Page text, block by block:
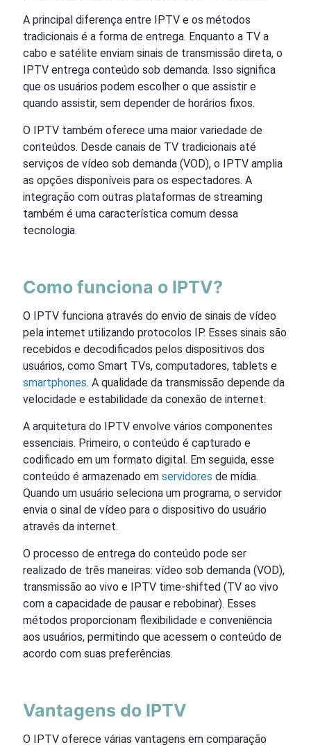
A principal diferença entre IPTV e os métodos
tradicionais é a forma de entrega. Enquanto a TV a
cabo e satélite enviam sinais de transmissão direta, o
IPTV entrega conteúdo sob demanda. Isso significa
que os usuários podem escolher o que assistir e
quando assistir, sem depender de horários fixos.
O IPTV também oferece uma maior variedade de
conteúdos. Desde canais de TV tradicionais até
serviços de vídeo sob demanda (VOD), o IPTV amplia
as opções disponíveis para os espectadores. A
integração com outras plataformas de streaming
também é uma característica comum dessa
tecnologia.
Como funciona o IPTV?
O IPTV funciona através do envio de sinais de vídeo
pela internet utilizando protocolos IP. Esses sinais são
recebidos e decodificados pelos dispositivos dos
usuários, como Smart TVs, computadores, tablets e
smartphones. A qualidade da transmissão depende da
velocidade e estabilidade da conexão de internet.
A arquitetura do IPTV envolve vários componentes
essenciais. Primeiro, o conteúdo é capturado e
codificado em um formato digital. Em seguida, esse
conteúdo é armazenado em servidores de mídia.
Quando um usuário seleciona um programa, o servidor
envia o sinal de vídeo para o dispositivo do usuário
através da internet.
O processo de entrega do conteúdo pode ser
realizado de três maneiras: vídeo sob demanda (VOD),
transmissão ao vivo e IPTV time-shifted (TV ao vivo
com a capacidade de pausar e rebobinar). Esses
métodos proporcionam flexibilidade e conveniência
aos usuários, permitindo que acessem o conteúdo de
acordo com suas preferências.
Vantagens do IPTV
O IPTV oferece várias vantagens em comparação